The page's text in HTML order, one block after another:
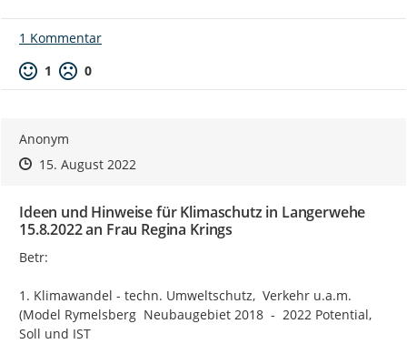
1 Kommentar
Positive Bewertung
1 Negative Bewertung
0
Anonym
Zeitpunkt des Erstellens
Zeitpunkt des Erstellens
15. August 2022Zur Äußerung
Ideen und Hinweise für Klimaschutz in Langerwehe
15.8.2022 an Frau Regina Krings
Betr:
1. Klimawandel - techn. Umweltschutz,  Verkehr u.a.m.
(Model Rymelsberg  Neubaugebiet 2018  -  2022 Potential,
Soll und IST